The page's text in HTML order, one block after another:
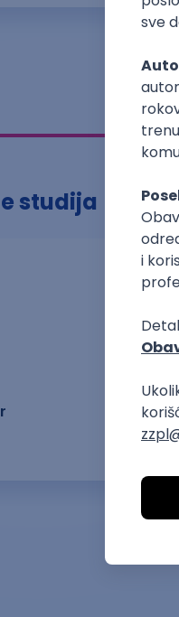
studija